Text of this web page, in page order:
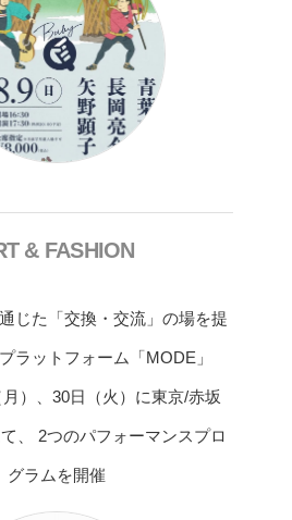
& FASHION
じた「交換・交流」の場を提
ラットフォーム「MODE」
）、30日（火）に東京/赤坂
、 2つのパフォーマンスプロ
グラムを開催